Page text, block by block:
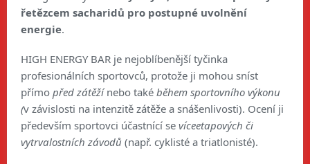
řetězcem sacharidů pro postupné uvolnění
energie.
HIGH ENERGY BAR je nejoblíbenější tyčinka
profesionálních sportovců, protože ji mohou sníst
přímo před zátěžínebo také během sportovního výkonu
(v závislosti na intenzitě zátěže a snášenlivosti). Ocení ji
především sportovci účastnící se víceetapových či
vytrvalostních závodů (např. cyklisté a triatlonisté).